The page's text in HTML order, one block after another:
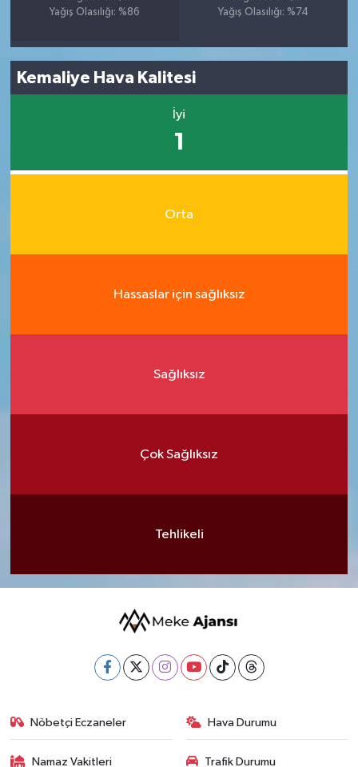
Yağış Olasılığı: %86
Yağış Olasılığı: %74
Kemaliye Hava Kalitesi
İyi
1
Orta
Hassaslar için sağlıksız
Sağlıksız
Çok Sağlıksız
Tehlikeli
Nöbetçi Eczaneler Hava Durumu
Namaz Vakitleri Trafik Durumu